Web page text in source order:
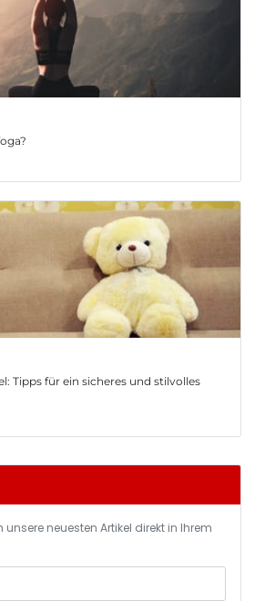
Tipps für ein sicheres und stilvolles
unsere neuesten Artikel direkt in Ihrem